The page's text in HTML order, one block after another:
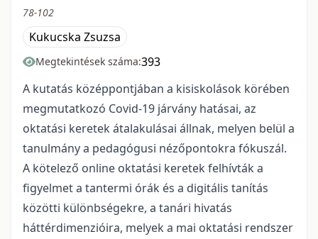
78-102
Kukucska Zsuzsa
Megtekintések száma:393
A kutatás középpontjában a kisiskolások körében
megmutatkozó Covid-19 járvány hatásai, az
oktatási keretek átalakulásai állnak, melyen belül a
tanulmány a pedagógusi nézőpontokra fókuszál.
A kötelező online oktatási keretek felhívták a
figyelmet a tantermi órák és a digitális tanítás
közötti különbségekre, a tanári hivatás
háttérdimenzióira, melyek a mai oktatási rendszer